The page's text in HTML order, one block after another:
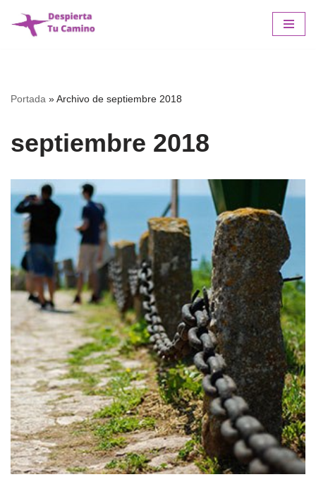
Saltar
Portada »Archivo de septiembre 2018
septiembre 2018